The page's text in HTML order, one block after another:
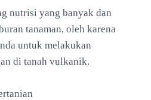
nutrisi yang banyak dan
tanaman, oleh karena
untuk melakukan
di tanah vulkanik.